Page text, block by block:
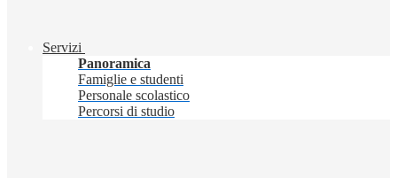
Servizi
Panoramica
Famiglie e studenti
Personale scolastico
Percorsi di studio